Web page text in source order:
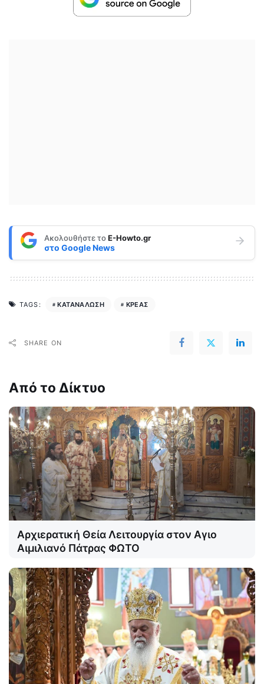
Ακολουθήστε τοE-Howto.gr
στο Google News
TAGS: ΚΑΤΑΝΑΛΩΣΗ ΚΡΕΑΣ
SHARE ON
Από το Δίκτυο
Αρχιερατική Θεία Λειτουργία στον Αγιο
Αιμιλιανό Πάτρας ΦΩΤΟ